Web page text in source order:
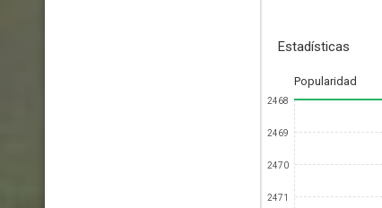
Estadísticas
Popularidad
2468
2469
2470
2471